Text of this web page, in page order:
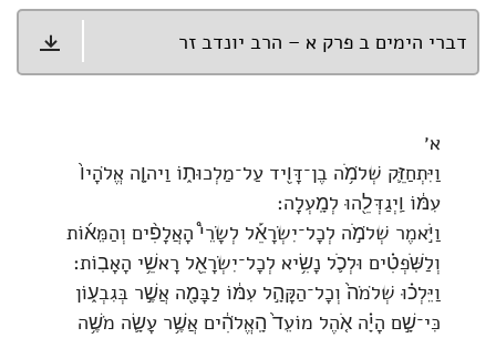
דברי הימים ב פרק א – הרב יונדב זר
א׳
וַיִּתְחַזֵּ֛ק שְׁלֹמֹ֥ה בֶן־דָּוִ֖יד עַל־מַלְכוּת֑וֹ וַיהוָ֤ה אֱלֹהָיו֙
עִמּ֔וֹ וַֽיְגַדְּלֵ֖הוּ לְמָֽעְלָה׃
וַיֹּ֣אמֶר שְׁלֹמֹ֣ה לְכָל־יִשְׂרָאֵ֡ל לְשָׂרֵי֩ הָאֲלָפִ֨ים וְהַמֵּא֜וֹת
וְלַשֹּֽׁפְטִ֗ים וּלְכֹ֛ל נָשִׂ֥יא לְכָל־יִשְׂרָאֵ֖ל רָאשֵׁ֥י הָאָבֽוֹת׃
וַיֵּלְכ֗וּ שְׁלֹמֹה֙ וְכָל־הַקָּהָ֣ל עִמּ֔וֹ לַבָּמָ֖ה אֲשֶׁ֣ר בְּגִבְע֑וֹן
כִּי־שָׁ֣ם הָיָ֗ה אֹ֤הֶל מוֹעֵד֙ הָֽאֱלֹהִ֔ים אֲשֶׁ֥ר עָשָׂ֛ה מֹשֶׁ֥ה